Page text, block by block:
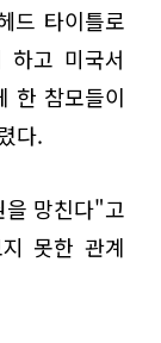
드 타이틀로
고 미국서
한 참모들이
다.
을 망친다"고
못한 관계